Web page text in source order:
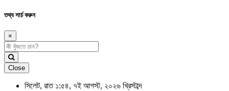
তথ্য সার্চ করুন
×
Close
সিলেট, রাত ১:৫৪, ৭ই আগস্ট, ২০২৬ খ্রিস্টাব্দ